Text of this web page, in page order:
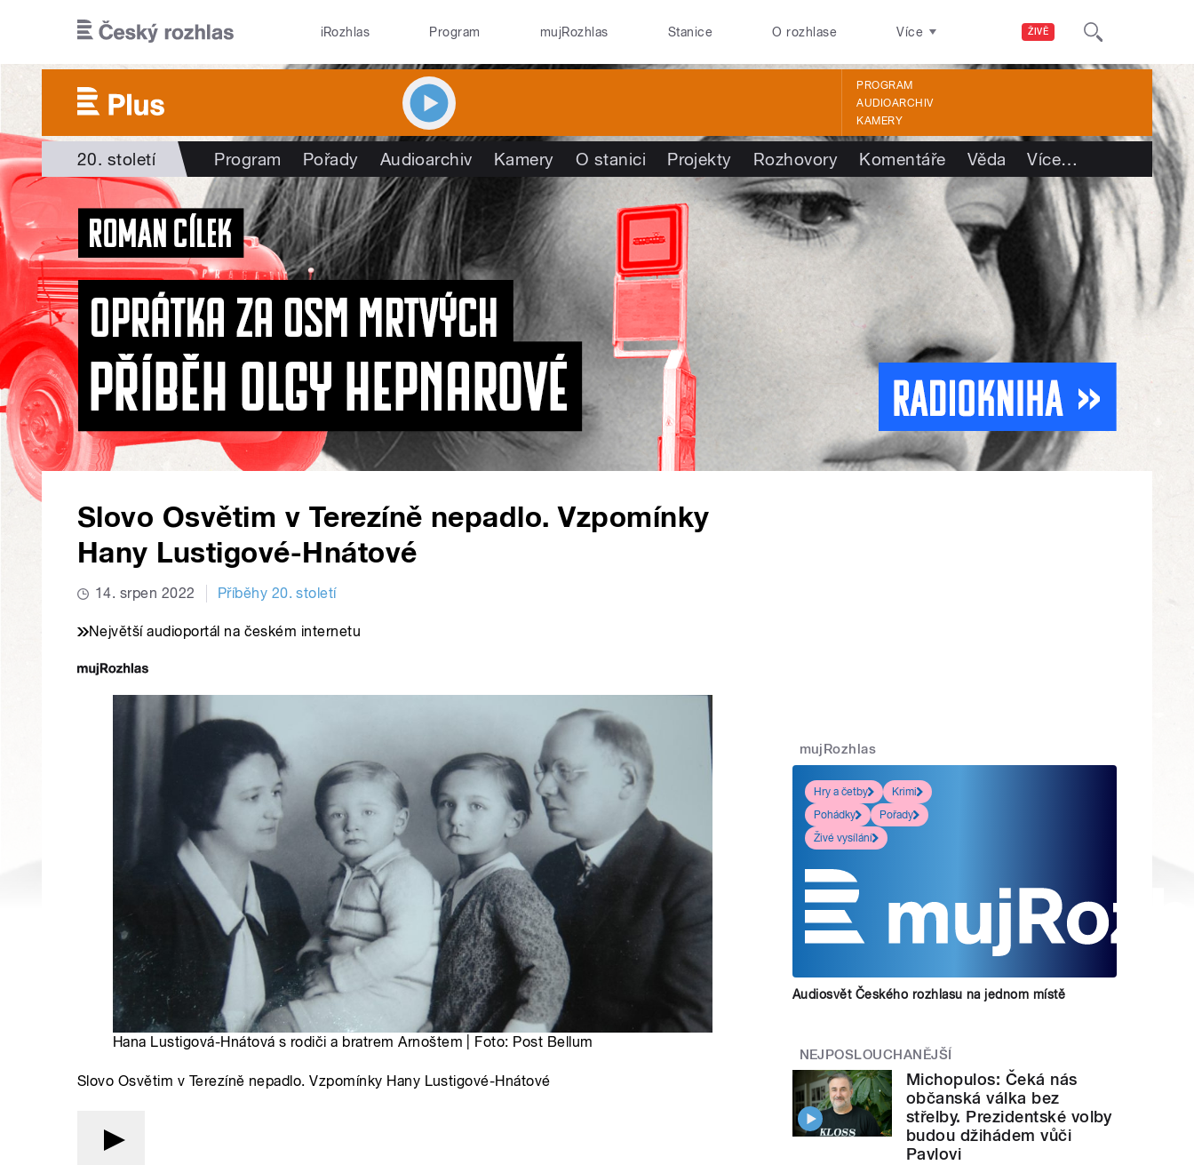
ŽIVĚ
iRozhlas Program mujRozhlas Stanice O rozhlase Více
PROGRAM
AUDIOARCHIV
KAMERY
20. století Program Pořady Audioarchiv Kamery O stanici Projekty Rozhovory Komentáře Věda Více…
Slovo Osvětim v Terezíně nepadlo. Vzpomínky
Hany Lustigové-Hnátové
14. srpen 2022 Příběhy 20. století
Největší audioportál na českém internetu
Hana Lustigová-Hnátová s rodiči a bratrem Arnoštem | Foto: Post Bellum
Slovo Osvětim v Terezíně nepadlo. Vzpomínky Hany Lustigové-Hnátové
mujRozhlas
Hry a četby
Krimi
Pohádky
Pořady
Živé vysílání
Audiosvět Českého rozhlasu na jednom místě
NEJPOSLOUCHANĚJŠÍ
Michopulos: Čeká nás
občanská válka bez
střelby. Prezidentské volby
budou džihádem vůči
Pavlovi